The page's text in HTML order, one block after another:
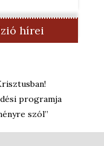
hírei
programja
szól”